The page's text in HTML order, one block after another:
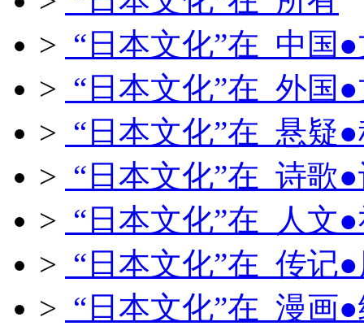
> “日本文化”在 中国
> “日本文化”在 外国
> “日本文化”在 悬疑
> “日本文化”在 诗歌
> “日本文化”在 人文
> “日本文化”在 传记
> “日本文化”在 漫画